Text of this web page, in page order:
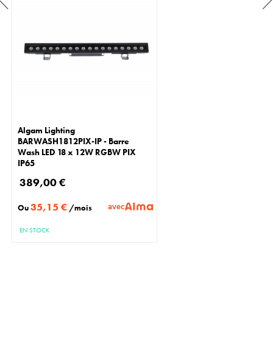
Algam Lighting
BARWASH1812PIX-IP - Barre
Wash LED 18 x 12W RGBW PIX
IP65
389,00 €
Ou35,15 € /mois avec
EN STOCK